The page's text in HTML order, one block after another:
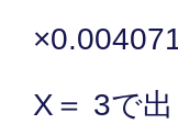
X＝ 3で